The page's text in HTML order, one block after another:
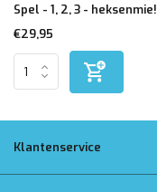
Spel - 1, 2, 3 - heksenmie!
€29,95
Klantenservice